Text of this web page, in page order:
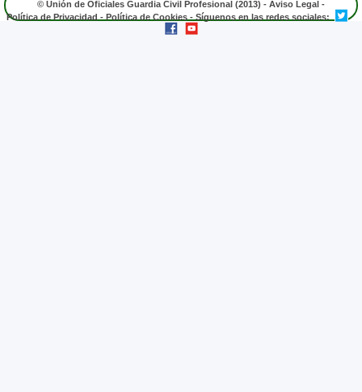
© Unión de Oficiales Guardia Civil Profesional (2013) - Aviso Legal -
Política de Privacidad - Política de Cookies - Síguenos en las redes sociales: